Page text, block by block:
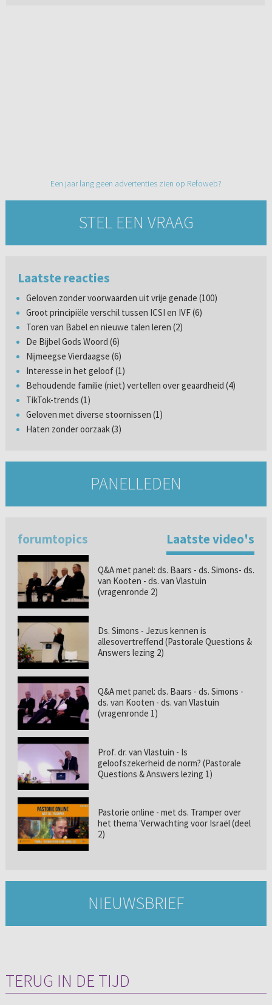
Een jaar lang geen advertenties zien op Refoweb?
STEL EEN VRAAG
Laatste reacties
Geloven zonder voorwaarden uit vrije genade (100)
Groot principiële verschil tussen ICSI en IVF (6)
Toren van Babel en nieuwe talen leren (2)
De Bijbel Gods Woord (6)
Nijmeegse Vierdaagse (6)
Interesse in het geloof (1)
Behoudende familie (niet) vertellen over geaardheid (4)
TikTok-trends (1)
Geloven met diverse stoornissen (1)
Haten zonder oorzaak (3)
PANELLEDEN
forumtopics Laatste video's
Q&A met panel: ds. Baars - ds. Simons- ds.
van Kooten - ds. van Vlastuin
(vragenronde 2)
Ds. Simons - Jezus kennen is
allesovertreffend (Pastorale Questions &
Answers lezing 2)
Q&A met panel: ds. Baars - ds. Simons -
ds. van Kooten - ds. van Vlastuin
(vragenronde 1)
Prof. dr. van Vlastuin - Is
geloofszekerheid de norm? (Pastorale
Questions & Answers lezing 1)
Pastorie online - met ds. Tramper over
het thema 'Verwachting voor Israël (deel
2)
NIEUWSBRIEF
TERUG IN DE TIJD